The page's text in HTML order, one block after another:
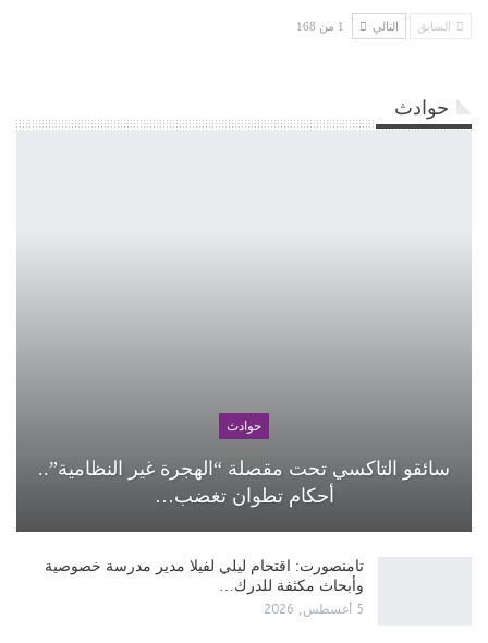
السابق التالي 1 من 168
حوادث
حوادث
سائقو التاكسي تحت مقصلة “الهجرة غير النظامية”..
أحكام تطوان تغضب…
تامنصورت: اقتحام ليلي لفيلا مدير مدرسة خصوصية
وأبحاث مكثفة للدرك…
5 أغسطس, 2026